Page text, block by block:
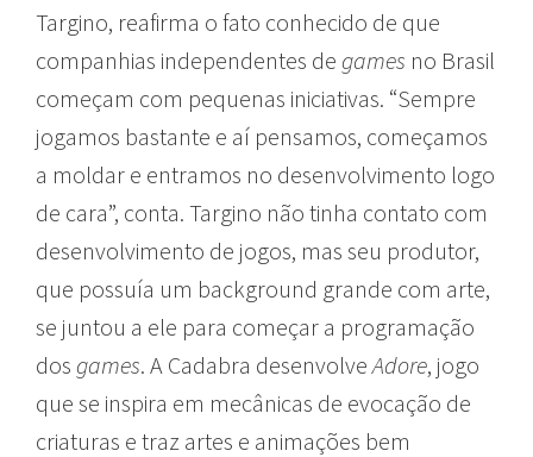
Targino, reafirma o fato conhecido de que
companhias independentes de games no Brasil
começam com pequenas iniciativas. “Sempre
jogamos bastante e aí pensamos, começamos
a moldar e entramos no desenvolvimento logo
de cara”, conta. Targino não tinha contato com
desenvolvimento de jogos, mas seu produtor,
que possuía um background grande com arte,
se juntou a ele para começar a programação
dos games. A Cadabra desenvolveAdore, jogo
que se inspira em mecânicas de evocação de
criaturas e traz artes e animações bem